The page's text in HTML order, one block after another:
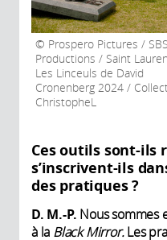
Prospero Pictures / SBS
Productions / Saint
Les Linceuls de David
Cronenberg 2024 /
ChristopheL
Ces outils sont-ils
s’inscrivent-ils
des pratiques ?
D. M.-P. Nous sommes
à la Black Mirror.Les